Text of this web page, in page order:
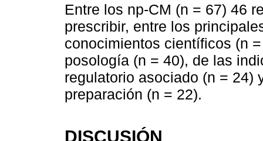
Entre los np-CM (n = 67) 46
prescribir, entre los
conocimientos científicos (n
posología (n = 40), de las
regulatorio asociado (n = 24)
preparación (n = 22).
DISCUSIÓN